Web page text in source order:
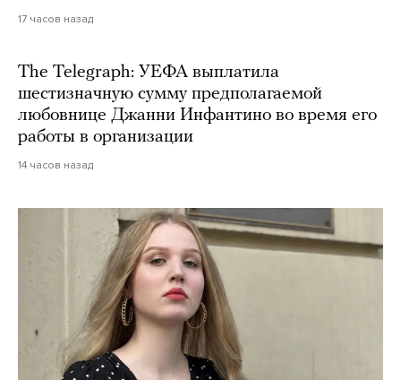
17 часов назад
The Telegraph: УЕФА выплатила
шестизначную сумму предполагаемой
любовнице Джанни Инфантино во время его
работы в организации
14 часов назад